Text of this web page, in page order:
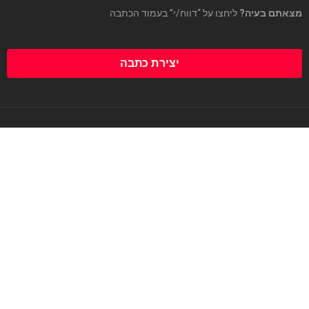
מצאתם בעיה? ליחצו על “דווח/י” בעמוד הכתבה
יצירת כתבה